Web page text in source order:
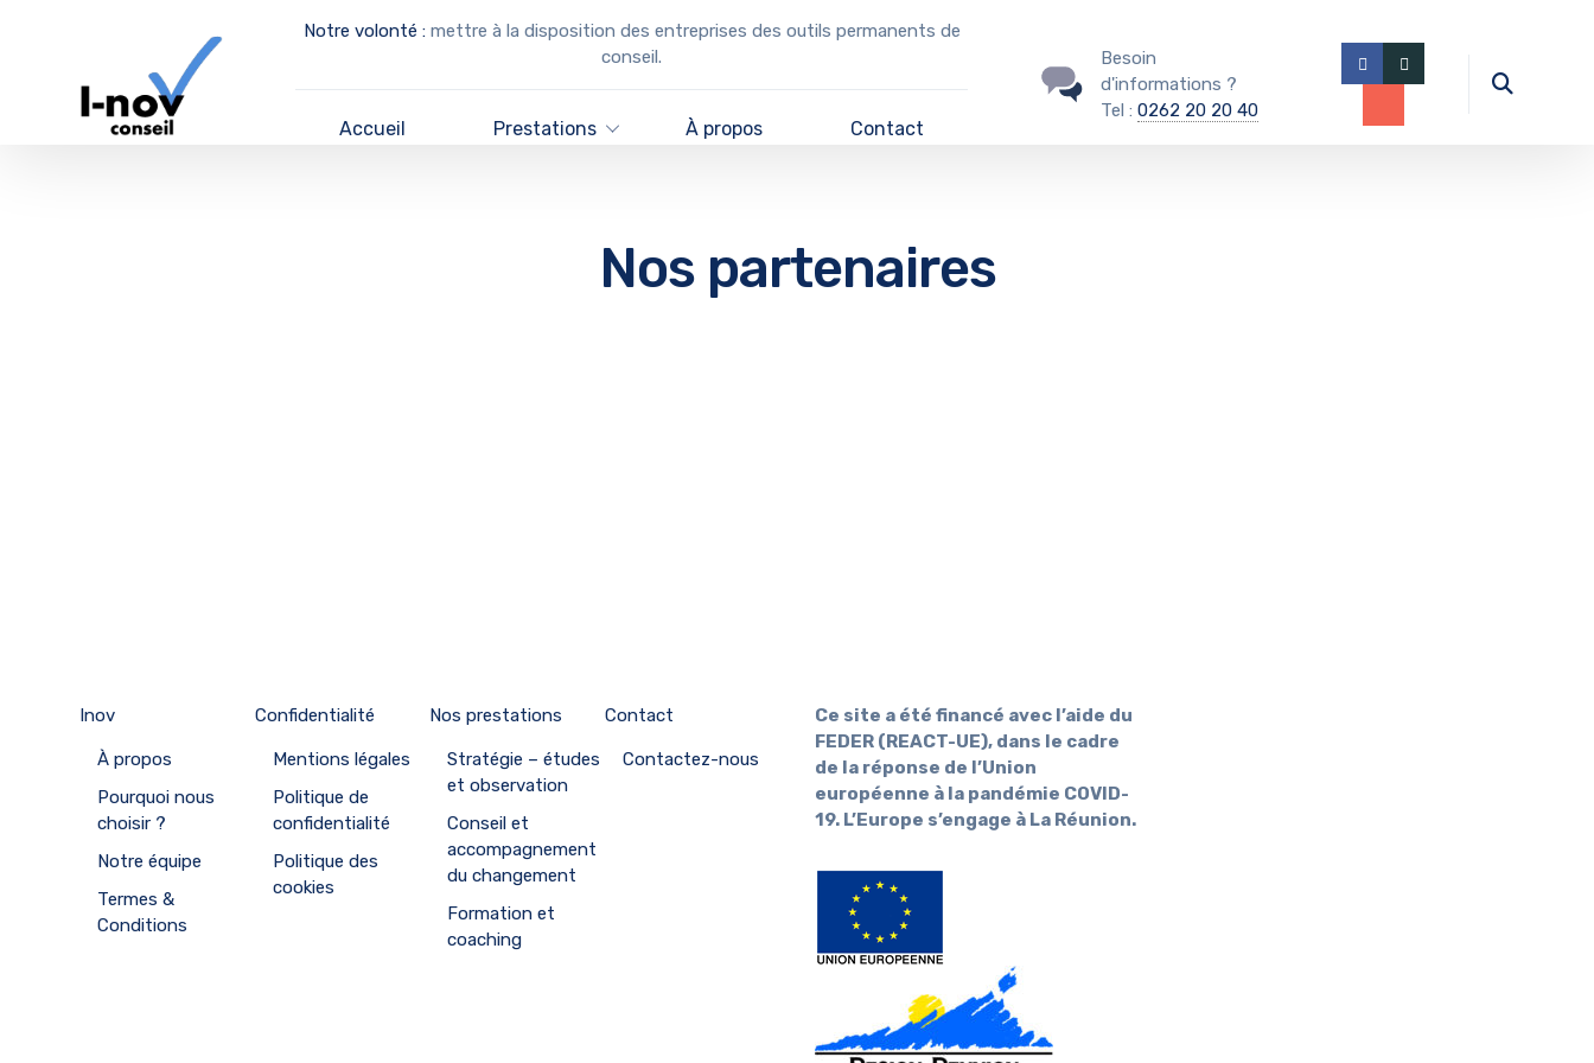
Notre volonté :mettre à la disposition des entreprises des outils permanents de
conseil.
Accueil Prestations À propos Contact
Besoin
d'informations ?
Tel :0262 20 20 40
Nos partenaires
Inov
À propos
Pourquoi nous
choisir ?
Notre équipe
Termes &
Conditions
Confidentialité
Mentions légales
Politique de
confidentialité
Politique des
cookies
Nos prestations
Stratégie – études
et observation
Conseil et
accompagnement
du changement
Formation et
coaching
Contact
Contactez-nous
Ce site a été financé avec l’aide du
FEDER (REACT-UE), dans le cadre
de la réponse de l’Union
européenne à la pandémie COVID-
19. L’Europe s’engage à La Réunion.